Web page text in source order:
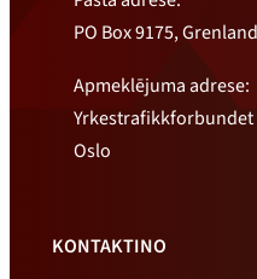
PO Box 9175,
Apmeklējuma adrese:
Yrkestrafikkforbundet
Oslo
KONTAKTINO